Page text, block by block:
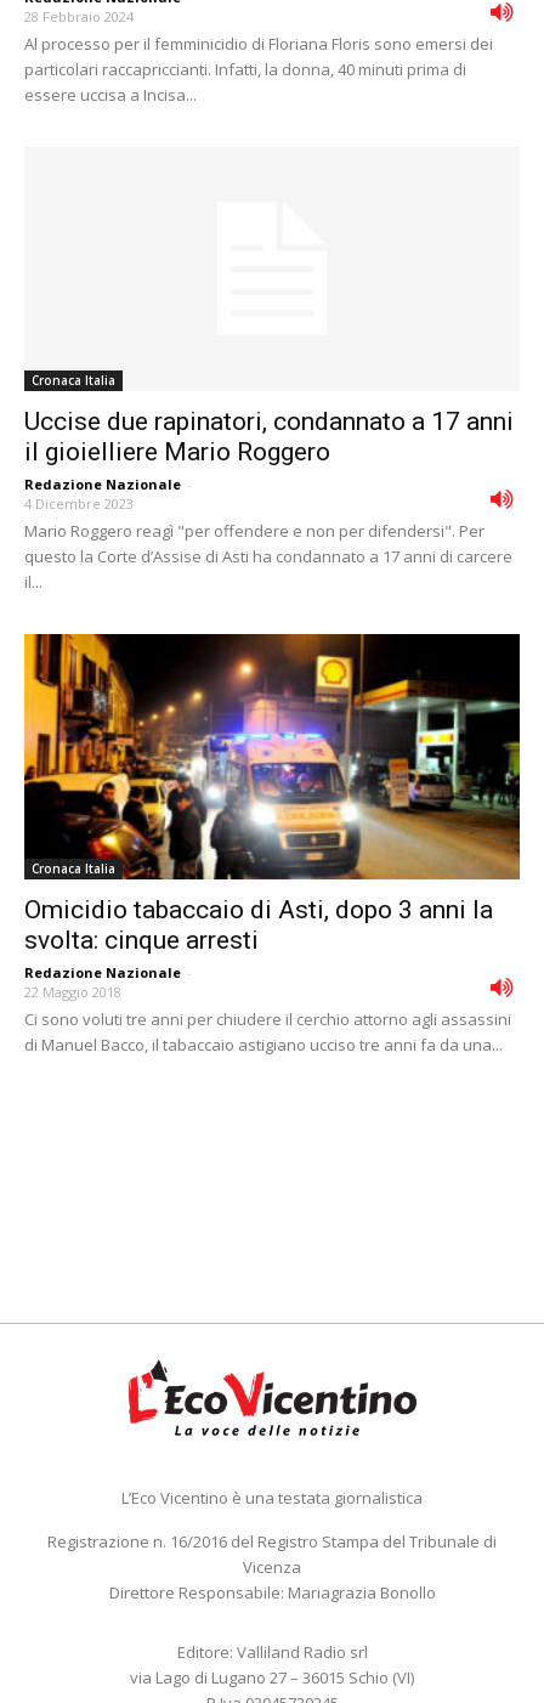
28 Febbraio 2024
Al processo per il femminicidio di Floriana Floris sono emersi dei
particolari raccapriccianti. Infatti, la donna, 40 minuti prima di
essere uccisa a Incisa...
Cronaca Italia
Uccise due rapinatori, condannato a 17 anni
il gioielliere Mario Roggero
Redazione Nazionale -
4 Dicembre 2023
Mario Roggero reagì "per offendere e non per difendersi". Per
questo la Corte d’Assise di Asti ha condannato a 17 anni di carcere
il...
Cronaca Italia
Omicidio tabaccaio di Asti, dopo 3 anni la
svolta: cinque arresti
Redazione Nazionale -
22 Maggio 2018
Ci sono voluti tre anni per chiudere il cerchio attorno agli assassini
di Manuel Bacco, il tabaccaio astigiano ucciso tre anni fa da una...
L’Eco Vicentino è una testata giornalistica
Registrazione n. 16/2016 del Registro Stampa del Tribunale di
Vicenza
Direttore Responsabile: Mariagrazia Bonollo
Editore: Valliland Radio srl
via Lago di Lugano 27 – 36015 Schio (VI)